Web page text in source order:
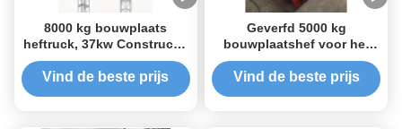
8000 kg bouwplaats
heftruck, 37kw Constructie
Skip lift CE goedgekeurd
Vind de beste prijs
Geverfd 5000 kg
bouwplaatshef voor het
vervoer van
bouwmaterialen
Vind de beste prijs